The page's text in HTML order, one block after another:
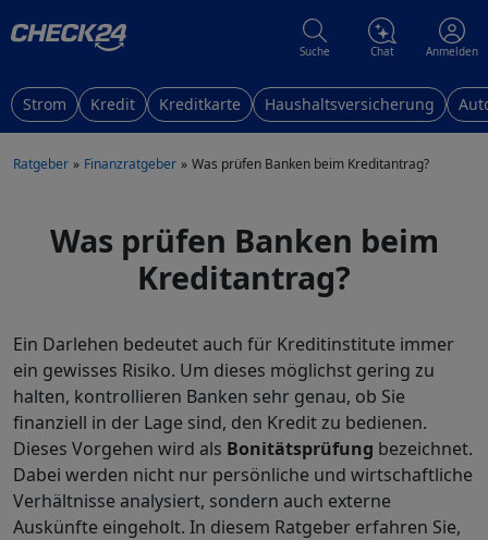
Suche Chat Anmelden
Strom Kredit Kreditkarte Haushaltsversicherung
Ratgeber Finanzratgeber Was prüfen Banken beim Kreditantrag?
Was prüfen Banken beim
Kreditantrag?
Ein Darlehen bedeutet auch für Kreditinstitute immer
ein gewisses Risiko. Um dieses möglichst gering zu
halten, kontrollieren Banken sehr genau, ob Sie
finanziell in der Lage sind, den Kredit zu bedienen.
Dieses Vorgehen wird als Bonitätsprüfung bezeichnet.
Dabei werden nicht nur persönliche und wirtschaftliche
Verhältnisse analysiert, sondern auch externe
Auskünfte eingeholt. In diesem Ratgeber erfahren Sie,